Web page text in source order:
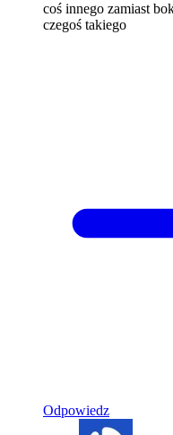
coś innego zamiast
czegoś takiego
Odpowiedz